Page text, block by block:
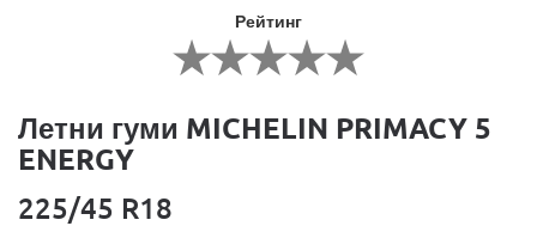
Рейтинг
Летни гуми MICHELIN PRIMACY 5
ENERGY
225/45 R18